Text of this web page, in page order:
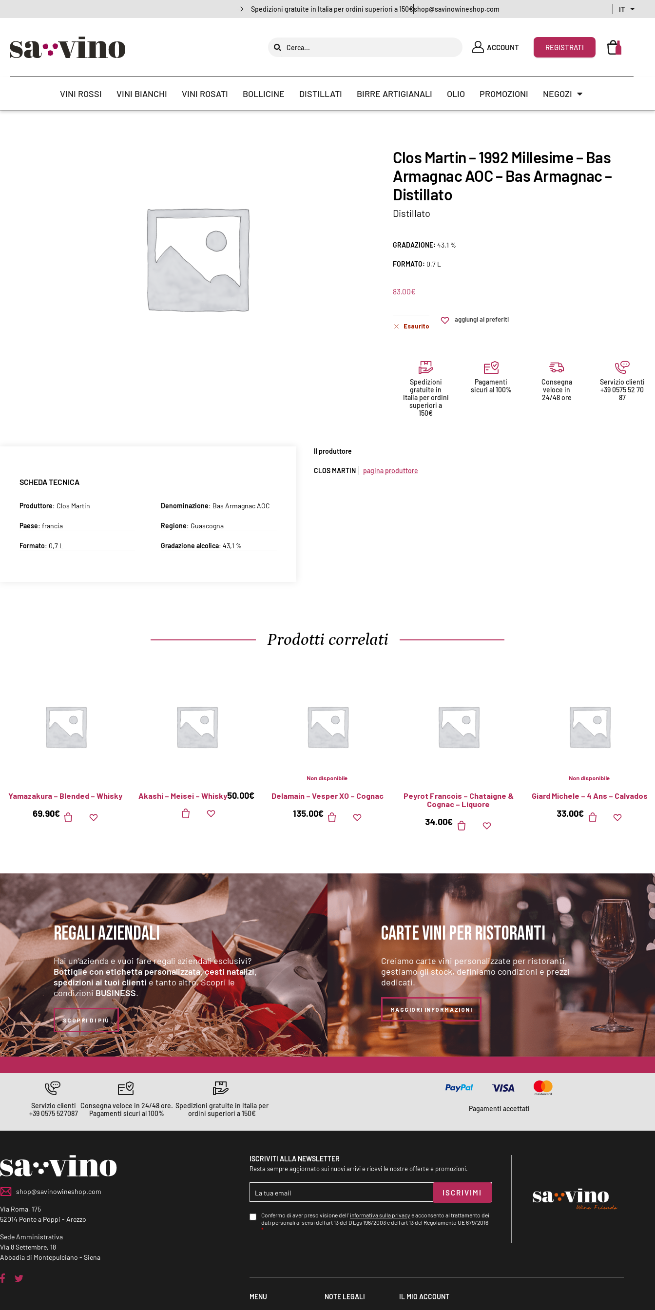
Spedizioni gratuite in Italia per ordini superiori a 150€shop@savinowineshop.com IT
ACCOUNT REGISTRATI
VINI ROSSI VINI BIANCHI VINI ROSATI BOLLICINE DISTILLATI BIRRE ARTIGIANALI OLIO PROMOZIONI NEGOZI
Clos Martin – 1992 Millesime – Bas
Armagnac AOC – Bas Armagnac –
Distillato
Distillato
GRADAZIONE: 43,1 %
FORMATO: 0,7 L
83.00€
Esaurito
aggiungi ai preferiti
Spedizioni
gratuite in
Italia per ordini
superiori a
150€
Pagamenti
sicuri al 100%
Consegna
veloce in
24/48 ore
Servizio clienti
+39 0575 52 70
87
SCHEDA TECNICA
Produttore: Clos Martin Denominazione: Bas Armagnac AOC
Paese: francia Regione: Guascogna
Formato: 0,7 L Gradazione alcolica: 43,1 %
Il produttore
CLOS MARTIN pagina produttore
Prodotti correlati
Yamazakura – Blended – Whisky
69.90€
Akashi – Meisei – Whisky50.00€
Non disponibile
Delamain – Vesper XO – Cognac
135.00€
Peyrot Francois – Chataigne &
Cognac – Liquore
34.00€
Non disponibile
Giard Michele – 4 Ans – Calvados
33.00€
REGALI AZIENDALI
Hai un’azienda e vuoi fare regali aziendali esclusivi?
Bottiglie con etichetta personalizzata, cesti natalizi,
spedizioni ai tuoi clienti e tanto altro. Scopri le
condizioni BUSINESS.
SCOPRI DI PIÙ
CARTE VINI PER RISTORANTI
Creiamo carte vini personalizzate per ristoranti,
gestiamo gli stock, definiamo condizioni e prezzi
dedicati.
MAGGIORI INFORMAZIONI
Servizio clienti
+39 0575 527087
Consegna veloce in 24/48 ore.
Pagamenti sicuri al 100%
Spedizioni gratuite in Italia per
ordini superiori a 150€
Pagamenti accettati
shop@savinowineshop.com
Via Roma, 175
52014 Ponte a Poppi - Arezzo
Sede Amministrativa
Via 8 Settembre, 18
Abbadia di Montepulciano - Siena
ISCRIVITI ALLA NEWSLETTER
Resta sempre aggiornato sui nuovi arrivi e ricevi le nostre offerte e promozioni.
IA
C
E
Confermo di aver preso visione dell' informativa sulla privacy e acconsento al trattamento dei
dati personali ai sensi dell art 13 del D Lgs 196/2003 e dell art 13 del Regolamento UE 679/2016
*
ISCRIVIMI
MENU NOTE LEGALI IL MIO ACCOUNT